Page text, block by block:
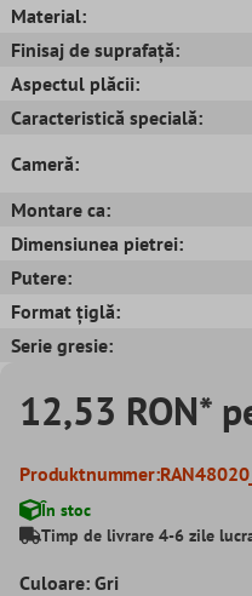
Material:
Finisaj de suprafață:
Aspectul plăcii:
Caracteristică specială:
Cameră:
Montare ca:
Dimensiunea pietrei:
Putere:
Format țiglă:
Serie gresie:
12,53 RON*
Produktnummer:
În stoc
Timp de livrare 4-6 zile
Culoare: Gri